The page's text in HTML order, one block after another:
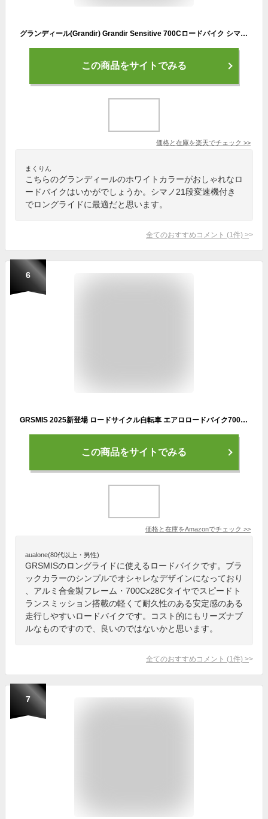
グランディール(Grandir) Grandir Sensitive 700Cロードバイク シマノ21段変速 フレームサイズ470 ホワイト
この商品をサイトでみる
価格と在庫を楽天でチェック >>
まくりん
こちらのグランディールのホワイトカラーがおしゃれなロ
ードバイクはいかがでしょうか。シマノ21段変速機付き
でロングライドに最適だと思います。
全てのおすすめコメント (1 件) >
6
GRSMIS 2025新登場 ロードサイクル自転車 エアロロードバイク700C×28C防風競技24/27/30スピード ベンドハンドル ディスクロードバイクアルミ合金スピードレーシング 通勤 街乗り ロングライド 快適走る シティサイクルカーボンロード、男の子女の子初心者 誕生日プレゼント適応身長165cm以上 (27スピード,ブラック)
この商品をサイトでみる
価格と在庫をAmazonでチェック >>
aualone(80代以上・男性)
GRSMISのロングライドに使えるロードバイクです。ブラ
ックカラーのシンプルでオシャレなデザインになっており
、アルミ合金製フレーム・700Cx28Cタイヤでスピードト
ランスミッション搭載の軽くて耐久性のある安定感のある
走行しやすいロードバイクです。コスト的にもリーズナブ
ルなものですので、良いのではないかと思います。
全てのおすすめコメント (1 件) >
7